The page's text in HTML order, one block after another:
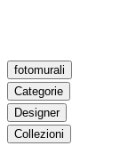
fotomurali
Categorie
Designer
Collezioni